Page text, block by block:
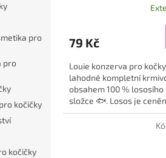
pro
pro
kočičky
kočičky
79 Kč
Louie konzerva pro
lahodné kompletní
obsahem 100 % lososího
složce 🐟. Losos je
vysoký obsah omega-3